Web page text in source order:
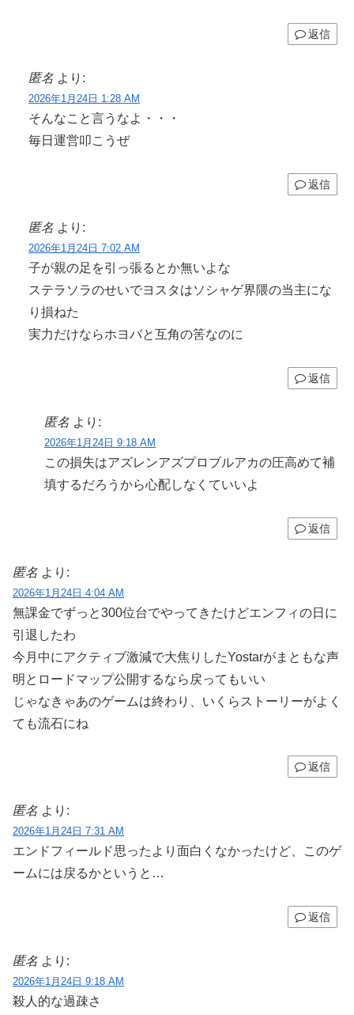
返信
匿名 より:
2026年1月24日 1:28 AM
そんなこと言うなよ・・・
毎日運営叩こうぜ
返信
匿名 より:
2026年1月24日 7:02 AM
子が親の足を引っ張るとか無いよな
ステラソラのせいでヨスタはソシャゲ界隈の当主にな
り損ねた
実力だけならホヨバと互角の筈なのに
返信
匿名 より:
2026年1月24日 9:18 AM
この損失はアズレンアズプロブルアカの圧高めて補
填するだろうから心配しなくていいよ
返信
匿名 より:
2026年1月24日 4:04 AM
無課金でずっと300位台でやってきたけどエンフィの日に
引退したわ
今月中にアクティブ激減で大焦りしたYostarがまともな声
明とロードマップ公開するなら戻ってもいい
じゃなきゃあのゲームは終わり、いくらストーリーがよく
ても流石にね
返信
匿名 より:
2026年1月24日 7:31 AM
エンドフィールド思ったより面白くなかったけど、このゲ
ームには戻るかというと…
返信
匿名 より:
2026年1月24日 9:18 AM
殺人的な過疎さ